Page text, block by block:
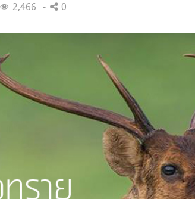
2,466 0